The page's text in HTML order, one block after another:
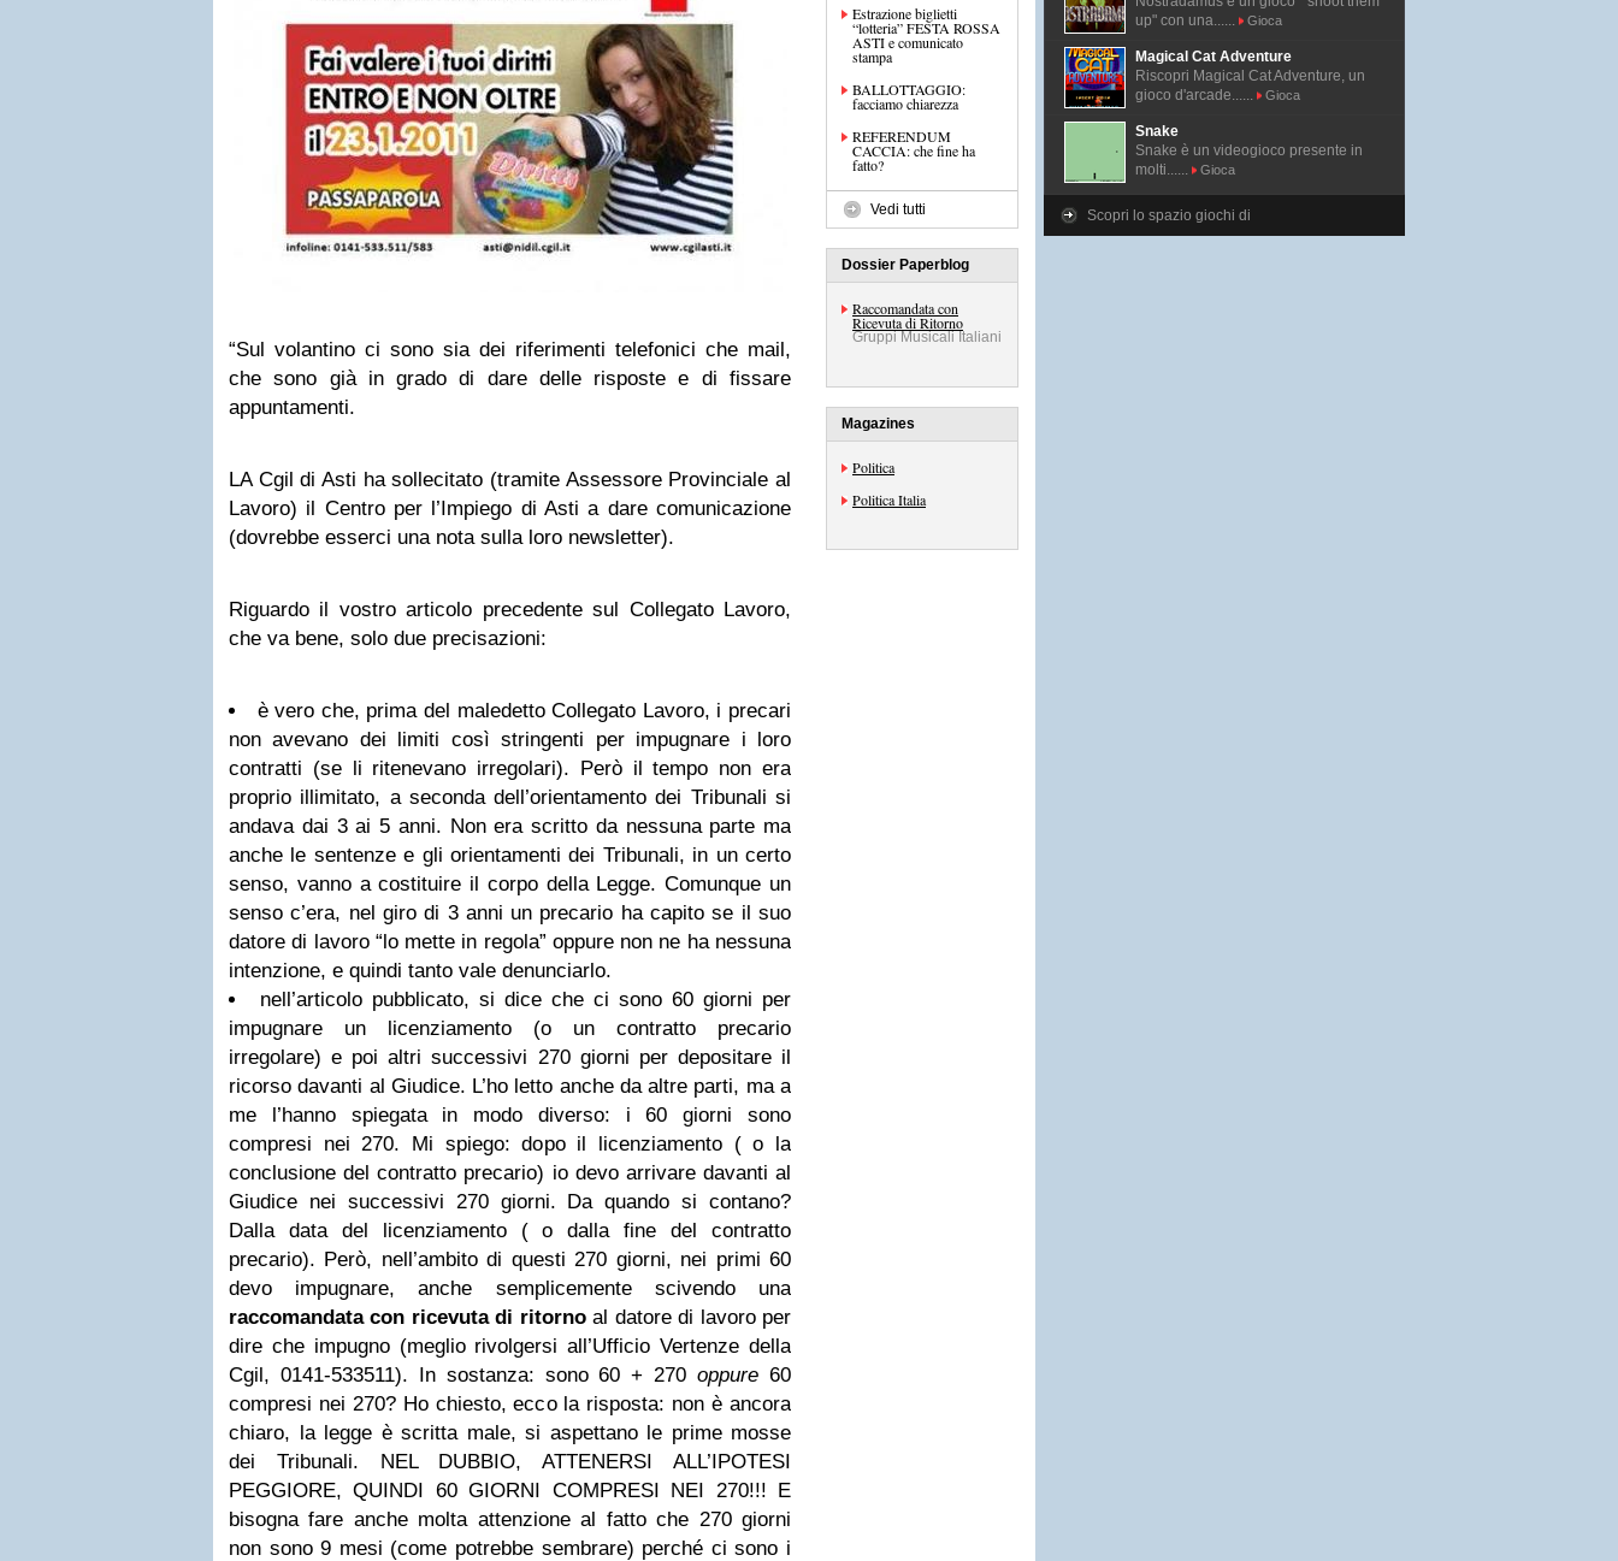
“Sul volantino ci sono sia dei riferimenti telefonici che mail,
che sono già in grado di dare delle risposte e di fissare
appuntamenti.
LA Cgil di Asti ha sollecitato (tramite Assessore Provinciale al
Lavoro) il Centro per l’Impiego di Asti a dare comunicazione
(dovrebbe esserci una nota sulla loro newsletter).
Riguardo il vostro articolo precedente sul Collegato Lavoro,
che va bene, solo due precisazioni:
è vero che, prima del maledetto Collegato Lavoro, i precari
non avevano dei limiti così stringenti per impugnare i loro
contratti (se li ritenevano irregolari). Però il tempo non era
proprio illimitato, a seconda dell’orientamento dei Tribunali si
andava dai 3 ai 5 anni. Non era scritto da nessuna parte ma
anche le sentenze e gli orientamenti dei Tribunali, in un certo
senso, vanno a costituire il corpo della Legge. Comunque un
senso c’era, nel giro di 3 anni un precario ha capito se il suo
datore di lavoro “lo mette in regola” oppure non ne ha nessuna
intenzione, e quindi tanto vale denunciarlo.
nell’articolo pubblicato, si dice che ci sono 60 giorni per
impugnare un licenziamento (o un contratto precario
irregolare) e poi altri successivi 270 giorni per depositare il
ricorso davanti al Giudice. L’ho letto anche da altre parti, ma a
me l’hanno spiegata in modo diverso: i 60 giorni sono
compresi nei 270. Mi spiego: dopo il licenziamento ( o la
conclusione del contratto precario) io devo arrivare davanti al
Giudice nei successivi 270 giorni. Da quando si contano?
Dalla data del licenziamento ( o dalla fine del contratto
precario). Però, nell’ambito di questi 270 giorni, nei primi 60
devo impugnare, anche semplicemente scivendo una
raccomandata con ricevuta di ritornoal datore di lavoro per
dire che impugno (meglio rivolgersi all’Ufficio Vertenze della
Cgil, 0141-533511). In sostanza: sono 60 + 270 oppure60
compresi nei 270? Ho chiesto, ecco la risposta: non è ancora
chiaro, la legge è scritta male, si aspettano le prime mosse
dei Tribunali. NEL DUBBIO, ATTENERSI ALL’IPOTESI
PEGGIORE, QUINDI 60 GIORNI COMPRESI NEI 270!!! E
bisogna fare anche molta attenzione al fatto che 270 giorni
non sono 9 mesi (come potrebbe sembrare) perché ci sono i
Estrazione biglietti
“lotteria” FESTA ROSSA
ASTI e comunicato
stampa
BALLOTTAGGIO:
facciamo chiarezza
REFERENDUM
CACCIA: che fine ha
fatto?
Vedi tutti
Dossier Paperblog
Raccomandata con
Ricevuta di Ritorno
Gruppi Musicali Italiani
Magazines
Politica
Politica Italia
up" con una......
Gioca
Magical Cat Adventure
Riscopri Magical Cat Adventure, un
gioco d'arcade......
Gioca
Snake
Snake è un videogioco presente in
molti......
Gioca
Scopri lo spazio giochi di